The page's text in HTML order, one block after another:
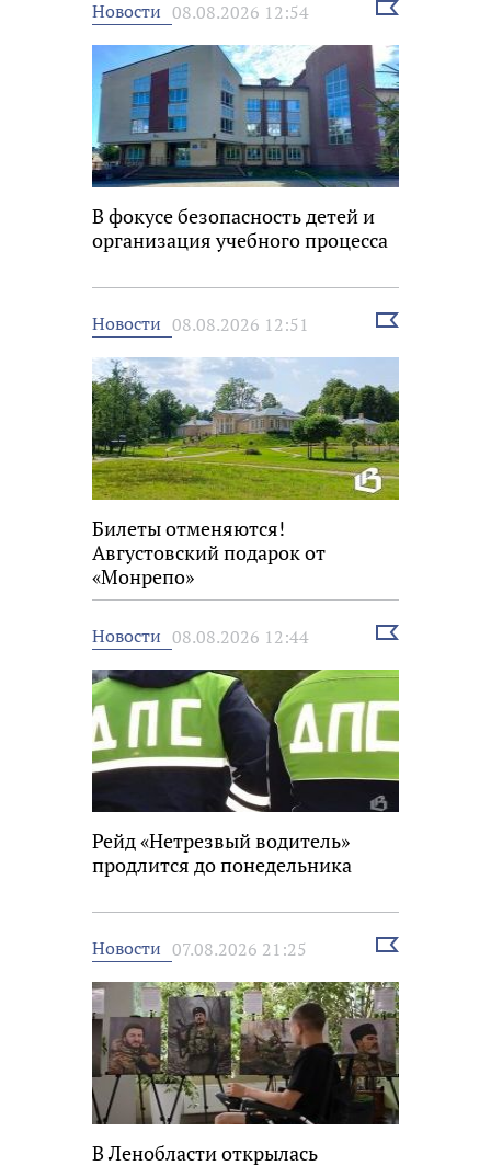
Новости 08.08.2026 12:54
Выбрать
В фокусе безопасность детей и
организация учебного процесса
Новости 08.08.2026 12:51
Выбрать
Билеты отменяются!
Августовский подарок от
«Монрепо»
Новости 08.08.2026 12:44
Выбрать
Рейд «Нетрезвый водитель»
продлится до понедельника
Новости 07.08.2026 21:25
Выбрать
В Ленобласти открылась